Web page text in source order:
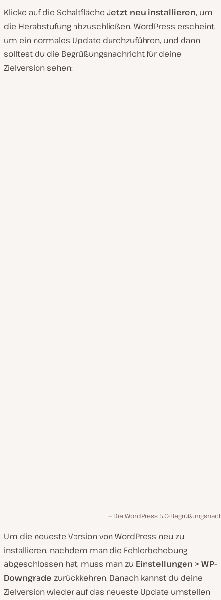
Klicke auf die Schaltfläche Jetzt neu installieren, um
die Herabstufung abzuschließen. WordPress erscheint,
um ein normales Update durchzuführen, und dann
solltest du die Begrüßungsnachricht für deine
Zielversion sehen:
Die WordPress 5.0-
Um die neueste Version von WordPress neu zu
installieren, nachdem man die Fehlerbehebung
abgeschlossen hat, muss man zu Einstellungen > WP-
Downgrade zurückkehren. Danach kannst du deine
Zielversion wieder auf das neueste Update umstellen